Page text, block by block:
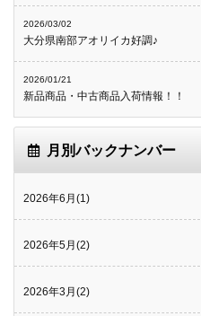
2026/03/02
大分県南部アオリイカ好調♪
2026/01/21
新品商品・中古商品入荷情報！！
月別バックナンバー
2026年6月(1)
2026年5月(2)
2026年3月(2)